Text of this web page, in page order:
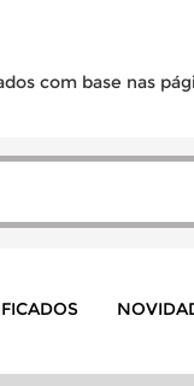
com base nas